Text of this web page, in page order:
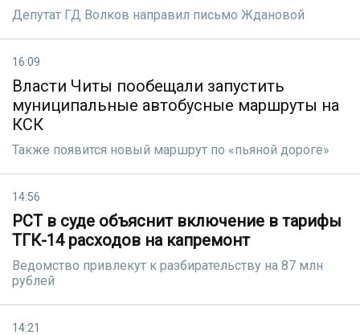
Депутат ГД Волков направил письмо Ждановой
16:09
Власти Читы пообещали запустить
муниципальные автобусные маршруты на
КСК
Также появится новый маршрут по «пьяной дороге»
14:56
РСТ в суде объяснит включение в тарифы
ТГК-14 расходов на капремонт
Ведомство привлекут к разбирательству на 87 млн
рублей
14:21